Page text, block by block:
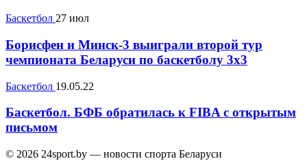
Баскетбол 27 июл
Борисфен и Минск-3 выиграли второй тур
чемпионата Беларуси по баскетболу 3х3
Баскетбол 19.05.22
Баскетбол. БФБ обратилась к FIBA с открытым
письмом
© 2026 24sport.by — новости спорта Беларуси